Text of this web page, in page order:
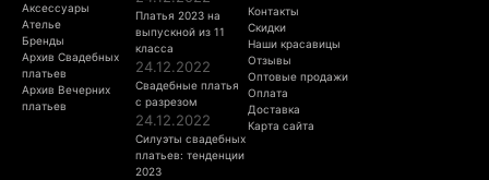
Аксессуары
Ателье
Бренды
Архив Свадебных
платьев
Архив Вечерних
платьев
Платья 2023 на
выпускной из 11
класса
24.12.2022
Свадебные платья
с разрезом
24.12.2022
Силуэты свадебных
платьев: тенденции
2023
Контакты
Скидки
Наши красавицы
Отзывы
Оптовые продажи
Оплата
Доставка
Карта сайта